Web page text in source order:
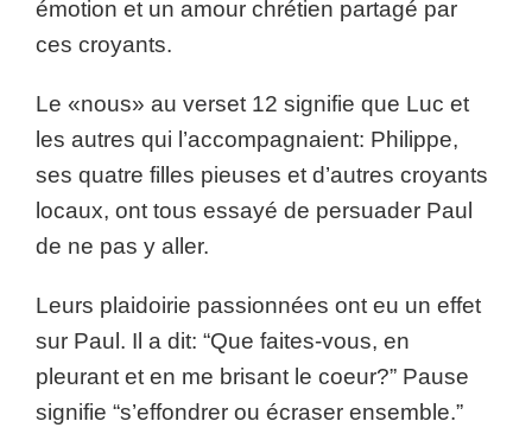
émotion et un amour chrétien partagé par
ces croyants.
Le «nous» au verset 12 signifie que Luc et
les autres qui l’accompagnaient: Philippe,
ses quatre filles pieuses et d’autres croyants
locaux, ont tous essayé de persuader Paul
de ne pas y aller.
Leurs plaidoirie passionnées ont eu un effet
sur Paul. Il a dit: “Que faites-vous, en
pleurant et en me brisant le coeur?” Pause
signifie “s’effondrer ou écraser ensemble.”